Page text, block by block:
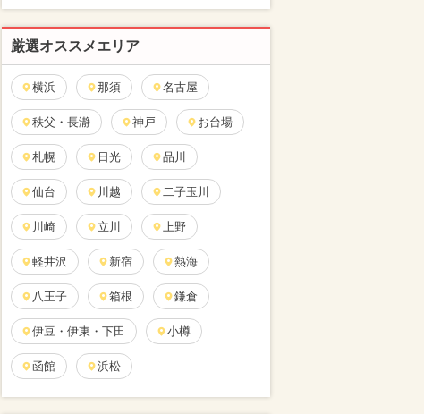
厳選オススメエリア
横浜 那須 名古屋
秩父・長瀞 神戸 お台場
札幌 日光 品川
仙台 川越 二子玉川
川崎 立川 上野
軽井沢 新宿 熱海
八王子 箱根 鎌倉
伊豆・伊東・下田 小樽
函館 浜松